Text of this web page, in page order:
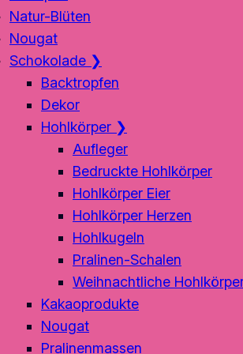
Natur-Blüten
Nougat
Schokolade ❯
Backtropfen
Dekor
Hohlkörper ❯
Aufleger
Bedruckte Hohlkörper
Hohlkörper Eier
Hohlkörper Herzen
Hohlkugeln
Pralinen-Schalen
Weihnachtliche
Kakaoprodukte
Nougat
Pralinenmassen